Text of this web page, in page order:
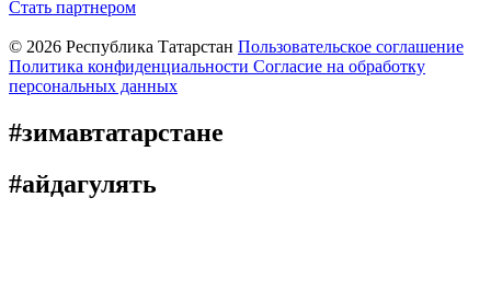
Стать партнером
© 2026 Республика Татарстан Пользовательское соглашение
Политика конфиденциальности Cогласие на обработку
персональных данных
#зимавтатарстане
#айдагулять